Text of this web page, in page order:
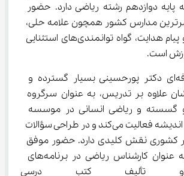
دوازدهم رشته ریاضی دارد. حضور
مدارس کشور همچون علامه حلی،
فرزانگان، سلام و پیام هدایت، گواه توانمندی‌های استثنایی
است.
فعالیت‌های حرفه‌ای دکتر پورحسینی بسیار گسترده و
علاوه بر تدریس، به عنوان سرگروه
و ریاضی انسانی در موسسه
رهپویان دانش و اندیشه فعالیت می‌کند و در طراحی سؤالات
کشوری نقش کلیدی دارد. حضور موفق
در رسانه ملی به عنوان کارشناس ریاضی در برنامه‌های
و تألیف کتب درسی